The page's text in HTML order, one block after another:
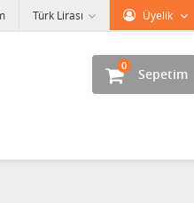
Üyelik
Türk Lirası
Sepetim
0